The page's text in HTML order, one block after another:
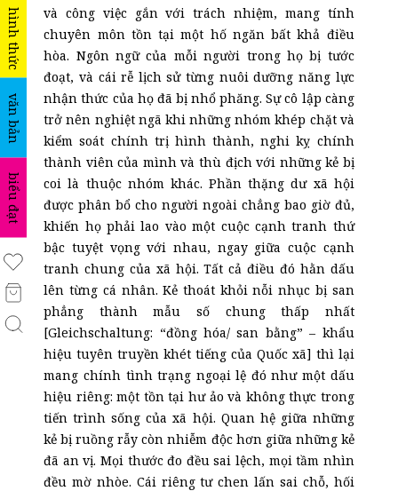
hình thức
văn bản
biểu đạt
và công việc gắn với trách nhiệm, mang tính
chuyên môn tồn tại một hố ngăn bất khả điều
hòa. Ngôn ngữ của mỗi người trong họ bị tước
đoạt, và cái rễ lịch sử từng nuôi dưỡng năng lực
nhận thức của họ đã bị nhổ phăng. Sự cô lập càng
trở nên nghiệt ngã khi những nhóm khép chặt và
kiểm soát chính trị hình thành, nghi kỵ chính
thành viên của mình và thù địch với những kẻ bị
coi là thuộc nhóm khác. Phần thặng dư xã hội
được phân bổ cho người ngoài chẳng bao giờ đủ,
khiến họ phải lao vào một cuộc cạnh tranh thứ
bậc tuyệt vọng với nhau, ngay giữa cuộc cạnh
tranh chung của xã hội. Tất cả điều đó hằn dấu
lên từng cá nhân. Kẻ thoát khỏi nỗi nhục bị san
phẳng thành mẫu số chung thấp nhất
[Gleichschaltung: “đồng hóa/ san bằng” – khẩu
hiệu tuyên truyền khét tiếng của Quốc xã] thì lại
mang chính tình trạng ngoại lệ đó như một dấu
hiệu riêng: một tồn tại hư ảo và không thực trong
tiến trình sống của xã hội. Quan hệ giữa những
kẻ bị ruồng rẫy còn nhiễm độc hơn giữa những kẻ
đã an vị. Mọi thước đo đều sai lệch, mọi tầm nhìn
đều mờ nhòe. Cái riêng tư chen lấn sai chỗ, hối